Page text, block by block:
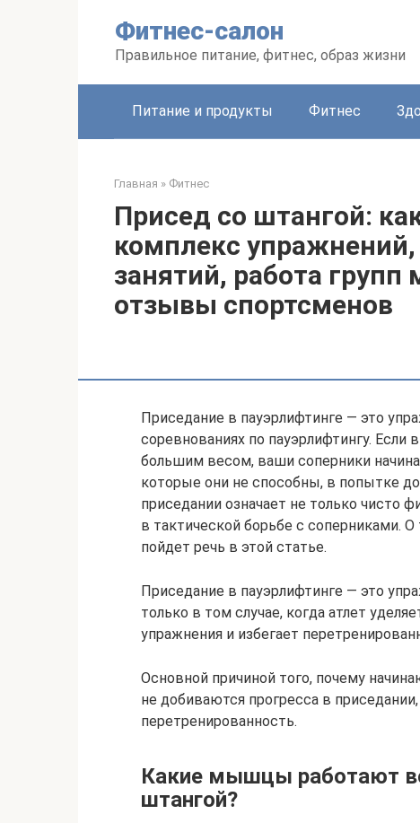
Фитнес-салон
Правильное питание, фитнес, образ жизни
Питание и продукты Фитнес
Главная » Фитнес
Присед со штангой:
комплекс упражнений,
занятий, работа
отзывы спортсменов
Приседание в пауэрлифтинге — это
соревнованиях по пауэрлифтингу. Если
большим весом, ваши соперники
которые они не способны, в попытке
приседании означает не только чисто
в тактической борьбе с соперниками.
пойдет речь в этой статье.
Приседание в пауэрлифтинге — это
только в том случае, когда атлет
упражнения и избегает
Основной причиной того, почему
не добиваются прогресса в
перетренированность.
Какие мышцы работают
штангой?